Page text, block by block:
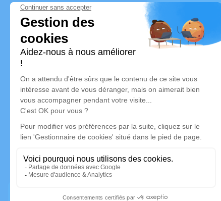
Déroulé
Le